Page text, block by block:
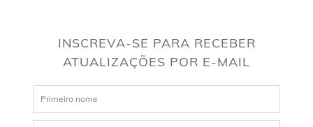
INSCREVA-SE PARA RECEBER
ATUALIZAÇÕES POR E-MAIL